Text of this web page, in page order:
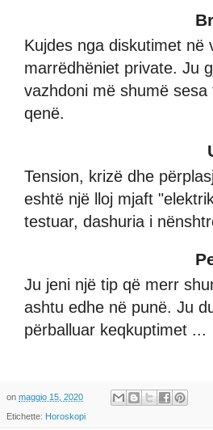
Kujdes nga diskutimet në
marrëdhëniet private. Ju
vazhdoni më shumë
qenë.
Tension, krizë dhe
eshtë një lloj mjaft
testuar, dashuria i
Ju jeni një tip që merr
ashtu edhe në punë. Ju
përballuar keqkuptimet ...
on maggio 15, 2020
Etichette: Horoskopi